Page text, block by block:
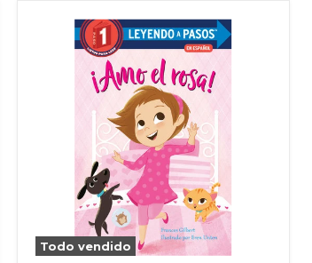
Todo vendido